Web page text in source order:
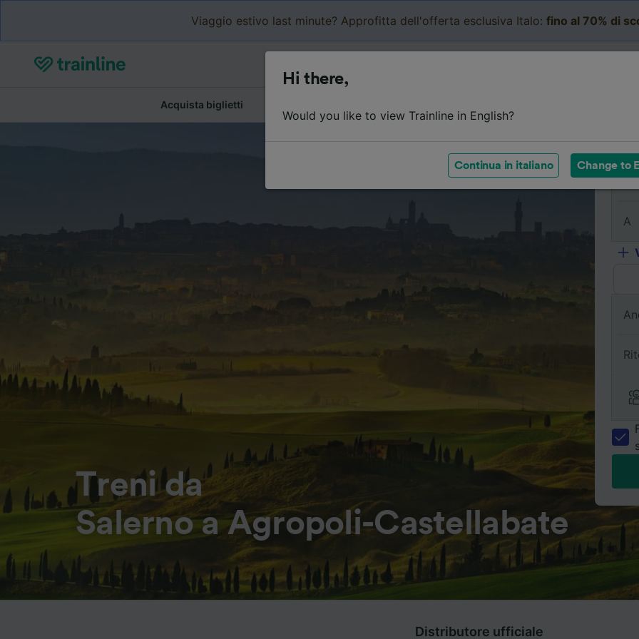
Viaggio estivo last minute? Approfitta dell'offerta esclusiva Italo: fino al 70% di
Acquista biglietti
Treni da
Salerno a Agropoli-Castellabate
Da
A
Distributore ufficiale
Hi there,
Would you like to view Trainline in English?
Continua in italiano Change to